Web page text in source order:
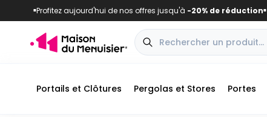
■Profitez aujourd'hui de nos offres jusqu'à -20% de réduction■
Portails et Clôtures Pergolas et Stores Portes